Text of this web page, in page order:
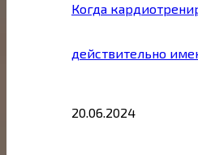
Когда
действительно
20.06.2024